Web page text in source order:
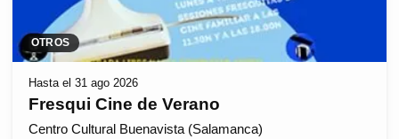
OTROS
Hasta el 31 ago 2026
Fresqui Cine de Verano
Centro Cultural Buenavista (Salamanca)